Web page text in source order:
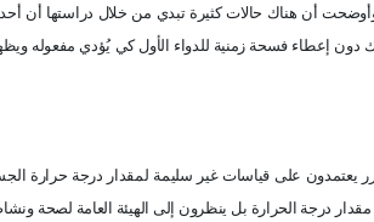
أن هناك حالات كثيرة تبدي من خلال دراستها أن أحد
إعطاء فسحة زمنية للدواء الأول كي يُؤدي مفعوله
يعتمدون على قياسات غير سليمة لمقدار درجة حرارة
درجة الحرارة بل ينظرون إلى الهيئة العامة لصحة